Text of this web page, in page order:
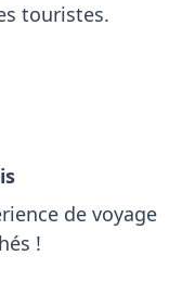
touristes.
de voyage
!